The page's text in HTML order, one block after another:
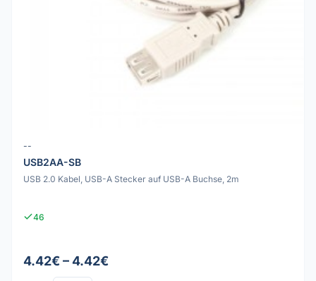
--
USB2AA-SB
USB 2.0 Kabel, USB-A Stecker auf USB-A Buchse, 2m
46
4.42€ – 4.42€